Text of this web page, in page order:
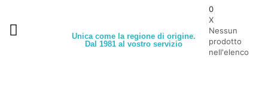
Unica come la regione di origine.
Dal 1981 al vostro servizio
0
X
Nessun
prodotto
nell'elenco